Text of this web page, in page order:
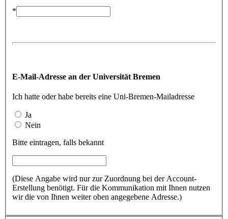
*
E-Mail-Adresse an der Universität Bremen
Ich hatte oder habe bereits eine Uni-Bremen-Mailadresse
Ja
Nein
Bitte eintragen, falls bekannt
(Diese Angabe wird nur zur Zuordnung bei der Account-
Erstellung benötigt. Für die Kommunikation mit Ihnen nutzen
wir die von Ihnen weiter oben angegebene Adresse.)